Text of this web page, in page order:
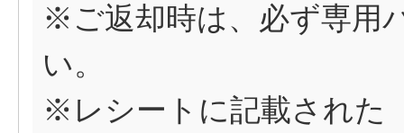
※ご返却時は、必ず専用
い。
※レシートに記載された